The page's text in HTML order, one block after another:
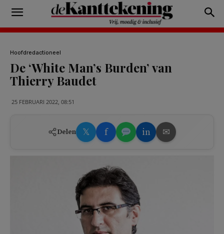
Hoofdredactioneel
De ‘White Man’s Burden’ van
Thierry Baudet
25 FEBRUARI 2022, 08:51
Delen 𝕏 f in ✉